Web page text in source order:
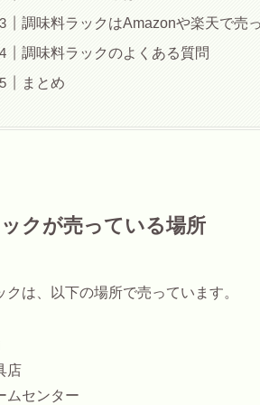
調味料ラックはAmazonや楽天で売
調味料ラックのよくある質問
まとめ
クが売っている場所
クは、以下の場所で売っています。
店
ムセンター